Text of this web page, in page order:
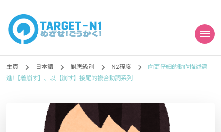
目標!!日本語能力試
N1合格
勉強コンテンツも追加予定!!】
主頁 日本語 對應級別 N2程度
向更仔細的動作描述邁
進!【着崩す】、以【崩す】接尾的複合動詞系列